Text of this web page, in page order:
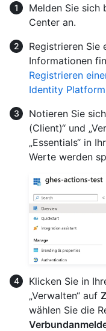
Melden Sie sich
Center an.
Registrieren Sie
Informationen
Registrieren
Identity Platform
Notieren Sie
(Client)“ und
„Essentials“ in
Werte werden
Klicken Sie in
„Verwalten“ auf
wählen Sie die